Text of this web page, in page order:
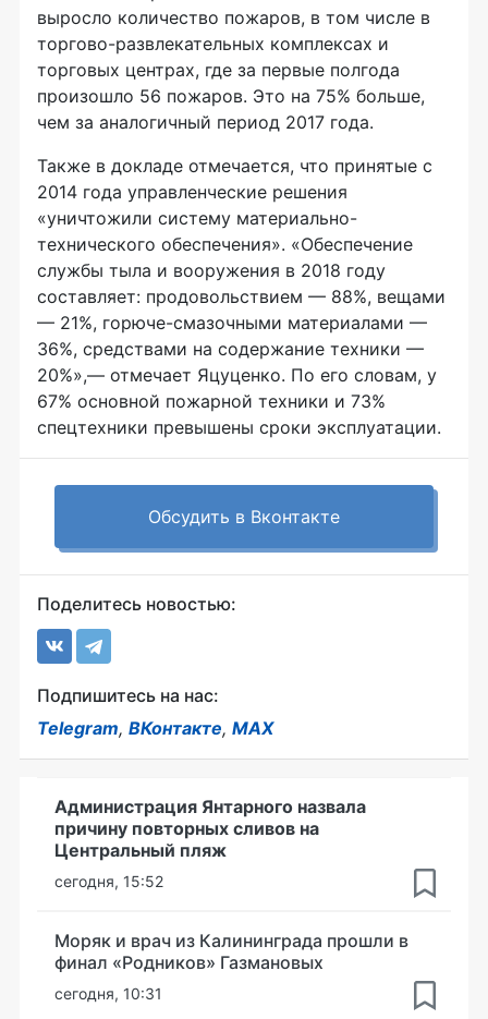
выросло количество пожаров, в том числе в
торгово-развлекательных комплексах и
торговых центрах, где за первые полгода
произошло 56 пожаров. Это на 75% больше,
чем за аналогичный период 2017 года.
Также в докладе отмечается, что принятые с
2014 года управленческие решения
«уничтожили систему материально-
технического обеспечения». «Обеспечение
службы тыла и вооружения в 2018 году
составляет: продовольствием — 88%, вещами
— 21%, горюче-смазочными материалами —
36%, средствами на содержание техники —
20%»,— отмечает Яцуценко. По его словам, у
67% основной пожарной техники и 73%
спецтехники превышены сроки эксплуатации.
Обсудить в Вконтакте
Поделитесь новостью:
Подпишитесь на нас:
Telegram, ВКонтакте, MAX
Администрация Янтарного назвала
причину повторных сливов на
Центральный пляж
сегодня, 15:52
Моряк и врач из Калининграда прошли в
финал «Родников» Газмановых
сегодня, 10:31